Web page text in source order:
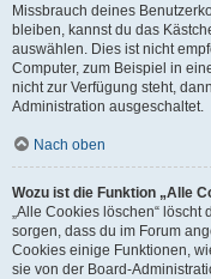
Missbrauch deines
bleiben, kannst du das
auswählen. Dies ist nicht
Computer, zum Beispiel in
nicht zur Verfügung steht,
Administration ausgeschaltet.
Nach oben
Wozu ist die Funktion „Alle
„Alle Cookies löschen“
sorgen, dass du im Forum
Cookies einige Funktionen,
sie von der Board-